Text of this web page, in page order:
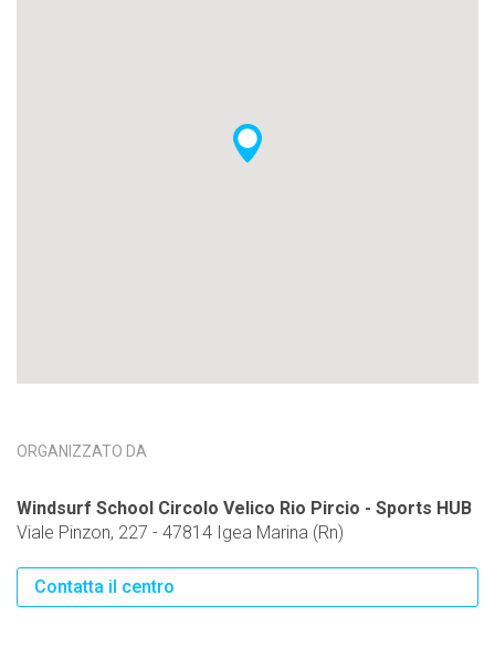
ORGANIZZATO DA
Windsurf School Circolo Velico Rio Pircio - Sports HUB
Viale Pinzon, 227 - 47814 Igea Marina (Rn)
Contatta il centro